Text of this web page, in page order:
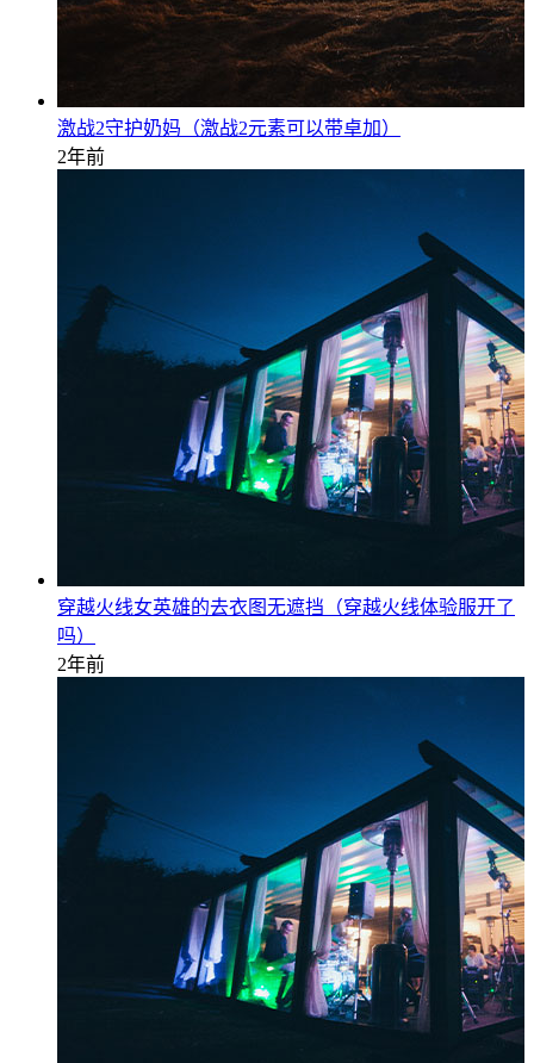
激战2守护奶妈（激战2元素可以带卓加）
2年前
穿越火线女英雄的去衣图无遮挡（穿越火线体验服开了
吗）
2年前